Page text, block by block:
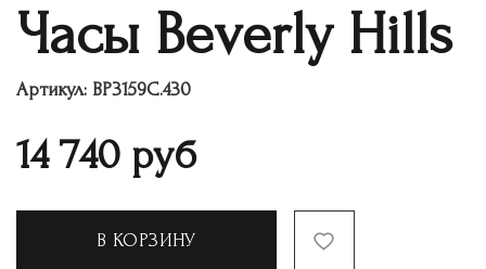
Часы Beverly Hills
Артикул: BP3159С.430
14 740 руб
В КОРЗИНУ